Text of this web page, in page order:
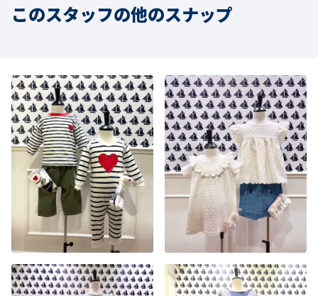
このスタッフの他のスナップ